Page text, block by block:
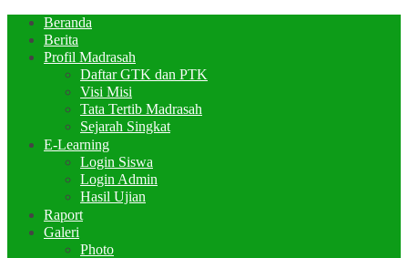
Beranda
Berita
Profil Madrasah
Daftar GTK dan PTK
Visi Misi
Tata Tertib Madrasah
Sejarah Singkat
E-Learning
Login Siswa
Login Admin
Hasil Ujian
Raport
Galeri
Photo